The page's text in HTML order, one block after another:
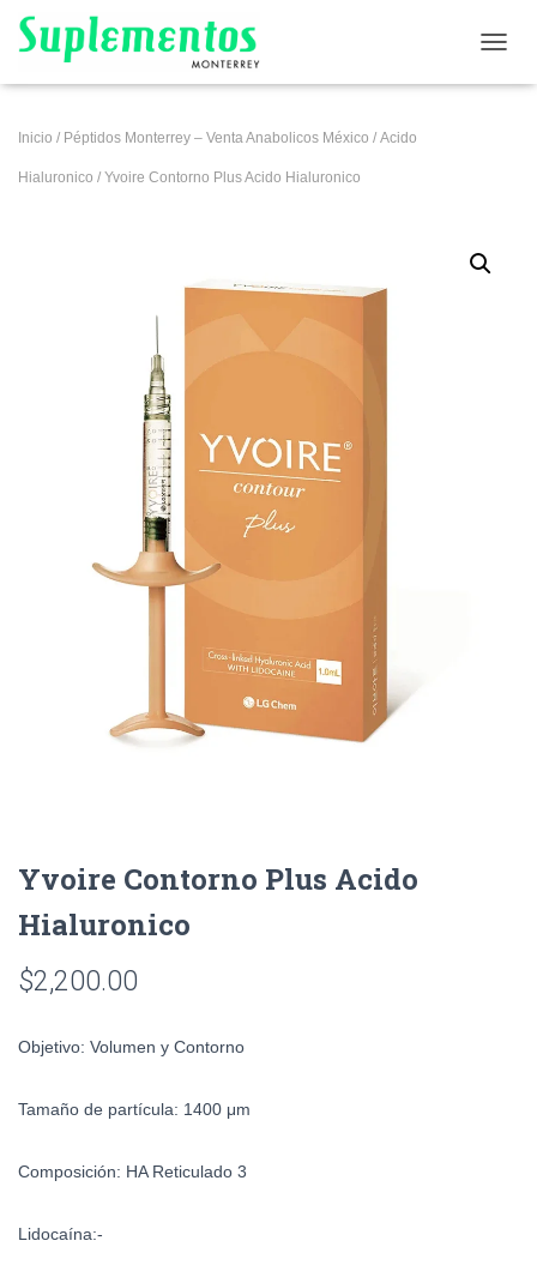
Inicio / Péptidos Monterrey – Venta Anabolicos México / Acido
Hialuronico / Yvoire Contorno Plus Acido Hialuronico
Yvoire Contorno Plus Acido
Hialuronico
$2,200.00
Objetivo: Volumen y Contorno
Tamaño de partícula: 1400 μm
Composición: HA Reticulado 3
Lidocaína:-